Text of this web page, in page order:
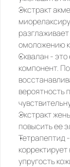
Экстракт
омоложению
Сквалан -
компонент.
вероятность
Экстракт
повысить ее
Тетрапептид
упругость